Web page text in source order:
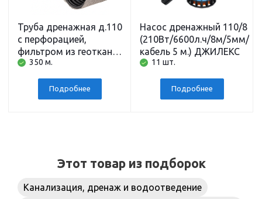
Труба дренажная д.110
с перфорацией,
фильтром из геоткани,
бухта 50 м
Водполимер
350 м.
Подробнее
Насос дренажный 110/8
(210Вт/6600л.ч/8м/5мм/
кабель 5 м.) ДЖИЛЕКС
11 шт.
Подробнее
Этот товар из подборок
Канализация, дренаж и водоотведение